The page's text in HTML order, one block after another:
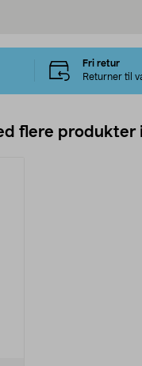
Fri retur
Returner til
flere produkter